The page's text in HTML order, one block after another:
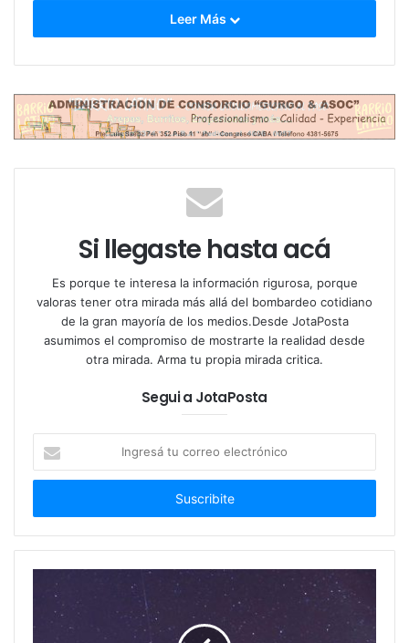
Este efecto fue descrito por primera vez por Magnus
en el año 1853 y lo vamos a conocer a continuación
El efecto Magnus señalaba que un objeto en rotación
crearía un flujo rotacional a su alrededor y que
podría observarse desde dos puntos de vista. Sobre
el mismo sentido que la misma corriente de aire a la
que se expone el objeto. En este lado la velocidad
aumentaría.
Leer Más
Si llegaste hasta acá
Es porque te interesa la información rigurosa, porque
valoras tener otra mirada más allá del bombardeo cotidiano
de la gran mayoría de los medios.Desde JotaPosta
asumimos el compromiso de mostrarte la realidad desde
otra mirada. Arma tu propia mirada critica.
Segui a JotaPosta
correo